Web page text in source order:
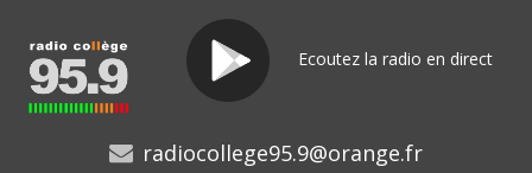
Ecoutez la radio en direct
radiocollege95.9@orange.fr